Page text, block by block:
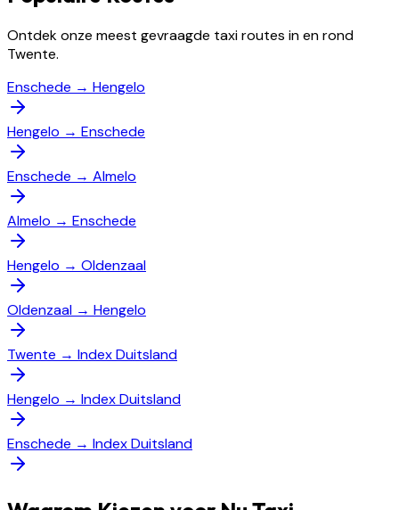
Ontdek onze meest gevraagde taxi routes in en rond
Twente.
Enschede → Hengelo
Hengelo → Enschede
Enschede → Almelo
Almelo → Enschede
Hengelo → Oldenzaal
Oldenzaal → Hengelo
Twente → Index Duitsland
Hengelo → Index Duitsland
Enschede → Index Duitsland